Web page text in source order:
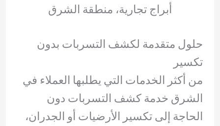
أبراج تجارية، منطقة الشرق
حلول متقدمة لكشف التسربات بدون
تكسير
من أكثر الخدمات التي يطلبها العملاء في
الشرق خدمة كشف التسربات دون
الحاجة إلى تكسير الأرضيات أو الجدران،